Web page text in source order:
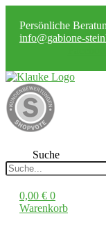
Persönliche
info@gabione-
Suche
0,00 € 0
Warenkorb